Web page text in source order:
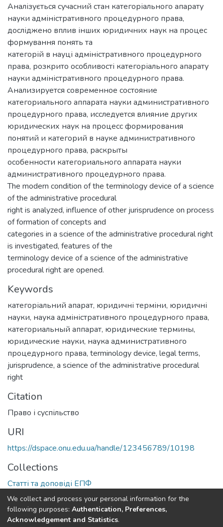
Аналізується сучасний стан категоріального апарату
науки адміністративного процедурного права,
досліджено вплив інших юридичних наук на процес
формування понять та
категорій в науці адміністративного процедурного
права, розкрито особливості категоріального апарату
науки адміністративного процедурного права.
Анализируется современное состояние
категориального аппарата науки административного
процедурного права, исследуется влияние других
юридических наук на процесс формирования
понятий и категорий в науке административного
процедурного права, раскрыты
особенности категориального аппарата науки
административного процедурного права.
The modern condition of the terminology device of a science
of the administrative procedural
right is analyzed, influence of other jurisprudence on process
of formation of concepts and
categories in a science of the administrative procedural right
is investigated, features of the
terminology device of a science of the administrative
procedural right are opened.
Keywords
категоріальний апарат, юридичні терміни, юридичні
науки, наука адміністративного процедурного права,
категориальный аппарат, юридические термины,
юридические науки, наука административного
процедурного права, terminology device, legal terms,
jurisprudence, a science of the administrative procedural
right
Citation
Право і суспільство
URI
https://dspace.onu.edu.ua/handle/123456789/10198
Collections
Статті та доповіді ЕПФ
Full item page
We collect and process your personal information for the
following purposes: Authentication, Preferences,
Acknowledgement and Statistics.